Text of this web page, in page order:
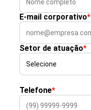
E-mail corporativo*
Setor de atuação*
Telefone*